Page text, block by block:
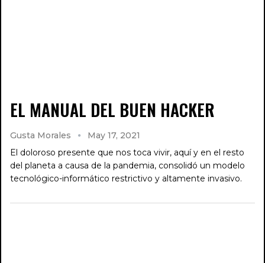
EL MANUAL DEL BUEN HACKER
Gusta Morales
May 17, 2021
El doloroso presente que nos toca vivir, aquí y en el resto
del planeta a causa de la pandemia, consolidó un modelo
tecnológico-informático restrictivo y altamente invasivo.